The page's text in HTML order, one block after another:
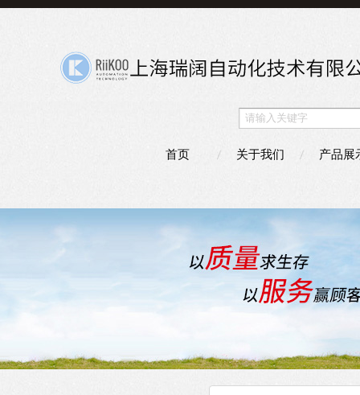
首页 关于我们 产品展